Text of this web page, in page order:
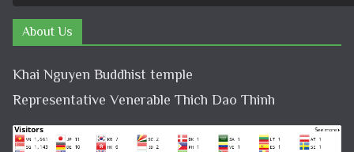
About Us
Khai Nguyen Buddhist temple
Representative Venerable Thich Dao Thinh